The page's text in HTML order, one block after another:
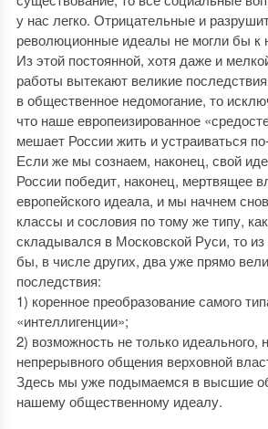
у нас легко. Отрицательные и
революционные идеалы не могли бы к
Из этой постоянной, хотя даже и
работы вытекают великие
в общественное недомогание, то
что наше европеизированное
мешает России жить и устраиваться
Если же мы сознаем, наконец, свой
России победит, наконец, мертвящее
европейского идеала, и мы начнем
классы и сословия по тому же типу,
складывался в Московской Руси, то из
бы, в числе других, два уже прямо
последствия:
1) коренное преобразование самого
«интеллигенции»;
2) возможность не только идеального,
непрерывного общения верховной
Здесь мы уже подымаемся в высшие
нашему общественному идеалу.